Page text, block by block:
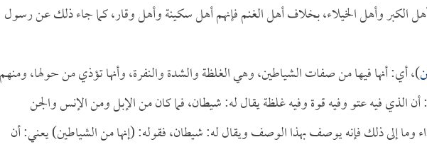
الكبر وأهل الخيلاء، بخلاف أهل الغنم فإنهم أهل سكينة وأهل وقار، كما جاء ذلك عن رسول
)، أي: أنها فيها من صفات الشياطين، وهي الغلظة والشدة والنفرة، وأنها تؤذي من حولها،
الذي فيه عتو وفيه قوة وفيه غلظة يقال له: شيطان، فما كان من الإبل ومن الإنس والجن
وما إلى ذلك فإنه يوصف بهذا الوصف ويقال له: شيطان، فقوله: (إنها من الشياطين) يعني: أن